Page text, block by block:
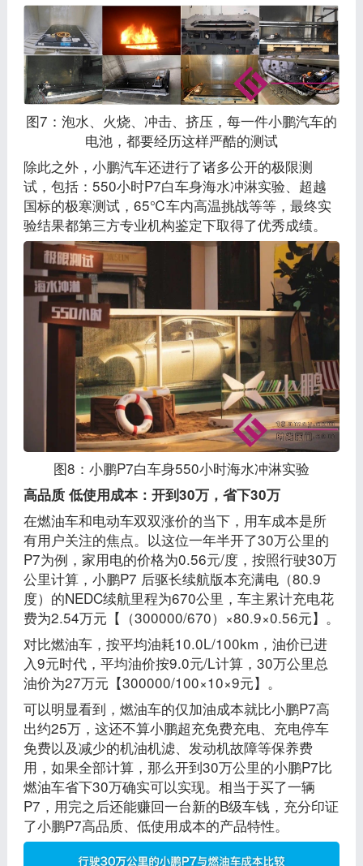
图7：泡水、火烧、冲击、挤压，每一件小鹏汽车的
电池，都要经历这样严酷的测试
除此之外，小鹏汽车还进行了诸多公开的极限测
试，包括：550小时P7白车身海水冲淋实验、超越
国标的极寒测试，65℃车内高温挑战等等，最终实
验结果都第三方专业机构鉴定下取得了优秀成绩。
图8：小鹏P7白车身550小时海水冲淋实验
高品质 低使用成本：开到30万，省下30万
在燃油车和电动车双双涨价的当下，用车成本是所
有用户关注的焦点。以这位一年半开了30万公里的
P7为例，家用电的价格为0.56元/度，按照行驶30万
公里计算，小鹏P7 后驱长续航版本充满电（80.9
度）的NEDC续航里程为670公里，车主累计充电花
费为2.54万元【（300000/670）×80.9×0.56元】。
对比燃油车，按平均油耗10.0L/100km，油价已进
入9元时代，平均油价按9.0元/L计算，30万公里总
油价为27万元【300000/100×10×9元】。
可以明显看到，燃油车的仅加油成本就比小鹏P7高
出约25万，这还不算小鹏超充免费充电、充电停车
免费以及减少的机油机滤、发动机故障等保养费
用，如果全部计算，那么开到30万公里的小鹏P7比
燃油车省下30万确实可以实现。相当于买了一辆
P7，用完之后还能赚回一台新的B级车钱，充分印证
了小鹏P7高品质、低使用成本的产品特性。